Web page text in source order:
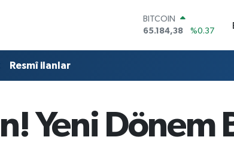
DOLAR
47,7370
%-0.01
6660.55
%0
BİST100
Resmî ilanlar
Yeni Dönem